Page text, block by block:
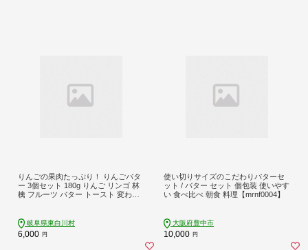
りんごの果肉たっぷり！ りんごバタ
ー 3個セット 180g りんご リンゴ 林
檎 フルーツ バター トースト 変わり
岐阜県東白川村
6,000 円
使い切りサイズのこだわりバターセ
ット / バター セット 個包装 使いやす
い 食べ比べ 朝食 料理【mrnf0004】
大阪府豊中市
10,000 円